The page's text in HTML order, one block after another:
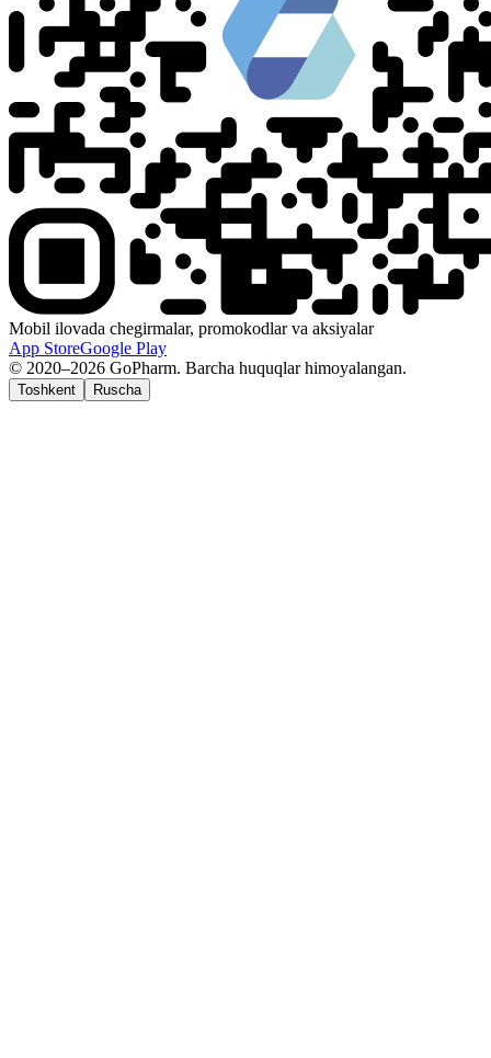
Mobil ilovada chegirmalar, promokodlar va aksiyalar
App StoreGoogle Play
© 2020–2026 GoPharm. Barcha huquqlar himoyalangan.
Toshkent Ruscha